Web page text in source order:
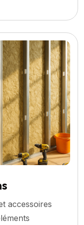
accessoires